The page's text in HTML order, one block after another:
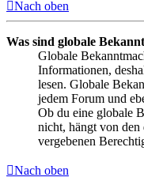
Nach oben
Was sind globale
Globale
Informationen,
lesen. Globale
jedem Forum und
Ob du eine globale
nicht, hängt von
vergebenen
Nach oben